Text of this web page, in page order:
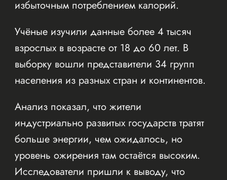
избыточным потреблением калорий.
Учёные изучили данные более 4 тысяч
взрослых в возрасте от 18 до 60 лет. В
выборку вошли представители 34 групп
населения из разных стран и континентов.
Анализ показал, что жители
индустриально развитых государств тратят
больше энергии, чем ожидалось, но
уровень ожирения там остаётся высоким.
Исследователи пришли к выводу, что